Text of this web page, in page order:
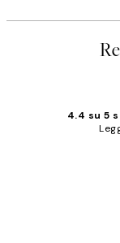
4.4 su 5